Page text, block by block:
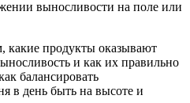
выносливости на поле или
какие продукты оказывают
и как их правильно
балансировать
в день быть на высоте и